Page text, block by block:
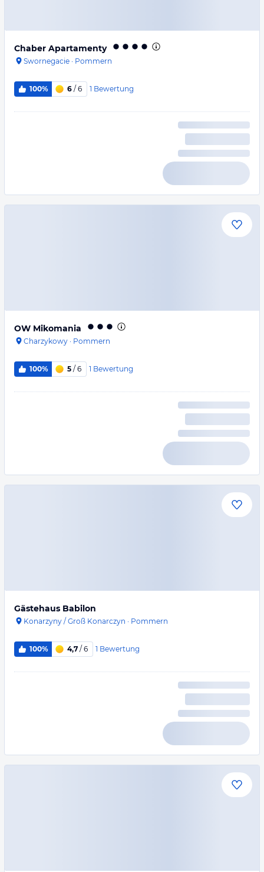
Chaber Apartamenty
Swornegacie · Pommern
100% 6 / 6 1 Bewertung
OW Mikomania
Charzykowy · Pommern
100% 5 / 6 1 Bewertung
Gästehaus Babilon
Konarzyny / Groß Konarczyn · Pommern
100% 4,7 / 6 1 Bewertung